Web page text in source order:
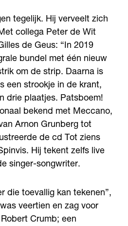
tegelijk. Hij verveelt zich
collega Peter de Wit
de Geus: “In 2019
bundel met één nieuw
om de strip. Daarna is
een strookje in de krant,
drie plaatjes. Patsboem!
bekend met Meccano,
Arnon Grunberg tot
de cd Tot ziens
Hij tekent zelfs live
singer-songwriter.
die toevallig kan tekenen”,
veertien en zag voor
Crumb; een